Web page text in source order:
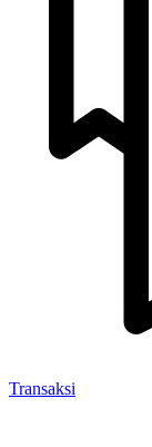
Transaksi